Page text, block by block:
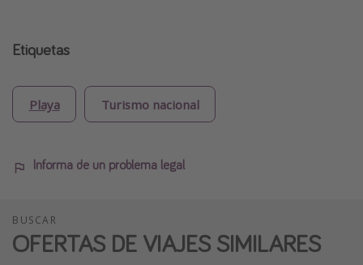
Etiquetas
Playa Turismo nacional
Informa de un problema legal
BUSCAR
OFERTAS DE VIAJES SIMILARES